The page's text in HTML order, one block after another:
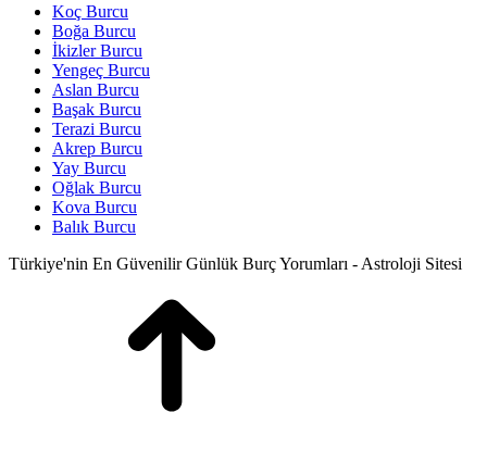
Koç Burcu
Boğa Burcu
İkizler Burcu
Yengeç Burcu
Aslan Burcu
Başak Burcu
Terazi Burcu
Akrep Burcu
Yay Burcu
Oğlak Burcu
Kova Burcu
Balık Burcu
Türkiye'nin En Güvenilir Günlük Burç Yorumları - Astroloji Sitesi